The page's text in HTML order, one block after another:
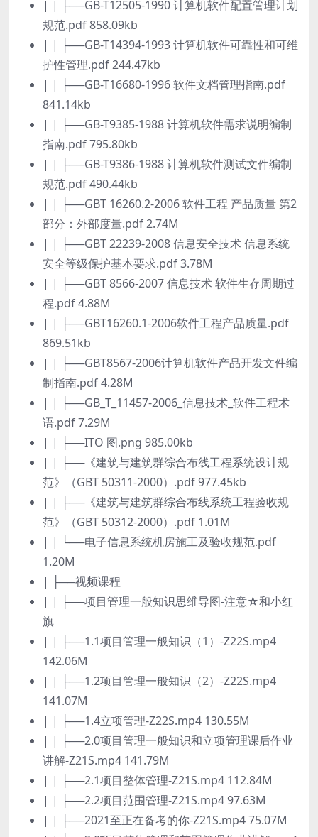
| | ├──GB-T12505-1990 计算机软件配置管理计划
规范.pdf 858.09kb
| | ├──GB-T14394-1993 计算机软件可靠性和可维
护性管理.pdf 244.47kb
| | ├──GB-T16680-1996 软件文档管理指南.pdf
841.14kb
| | ├──GB-T9385-1988 计算机软件需求说明编制
指南.pdf 795.80kb
| | ├──GB-T9386-1988 计算机软件测试文件编制
规范.pdf 490.44kb
| | ├──GBT 16260.2-2006 软件工程 产品质量 第2
部分：外部度量.pdf 2.74M
| | ├──GBT 22239-2008 信息安全技术 信息系统
安全等级保护基本要求.pdf 3.78M
| | ├──GBT 8566-2007 信息技术 软件生存周期过
程.pdf 4.88M
| | ├──GBT16260.1-2006软件工程产品质量.pdf
869.51kb
| | ├──GBT8567-2006计算机软件产品开发文件编
制指南.pdf 4.28M
| | ├──GB_T_11457-2006_信息技术_软件工程术
语.pdf 7.29M
| | ├──ITO 图.png 985.00kb
| | ├──《建筑与建筑群综合布线工程系统设计规
范》（GBT 50311-2000）.pdf 977.45kb
| | ├──《建筑与建筑群综合布线系统工程验收规
范》（GBT 50312-2000）.pdf 1.01M
| | └──电子信息系统机房施工及验收规范.pdf
1.20M
| ├──视频课程
| | ├──项目管理一般知识思维导图-注意☆和小红
旗
| | ├──1.1项目管理一般知识（1）-Z22S.mp4
142.06M
| | ├──1.2项目管理一般知识（2）-Z22S.mp4
141.07M
| | ├──1.4立项管理-Z22S.mp4 130.55M
| | ├──2.0项目管理一般知识和立项管理课后作业
讲解-Z21S.mp4 141.79M
| | ├──2.1项目整体管理-Z21S.mp4 112.84M
| | ├──2.2项目范围管理-Z21S.mp4 97.63M
| | ├──2021至正在备考的你-Z21S.mp4 75.07M